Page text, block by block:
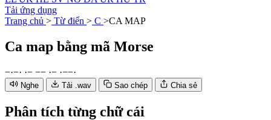
Tải ứng dụng
Trang chủ > Từ điển > C >CA MAP
Ca map bằng mã Morse
−·−· ·− −− ·− ·−−·
Nghe Tải .wav Sao chép Chia sẻ
Phân tích từng chữ cái